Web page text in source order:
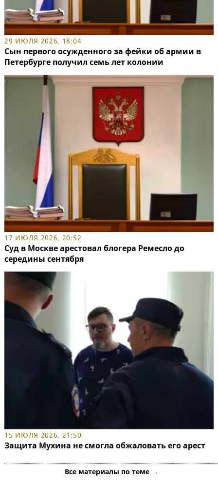
29 ИЮЛЯ 2026, 18:04
Сын первого осужденного за фейки об армии в
Петербурге получил семь лет колонии
17 ИЮЛЯ 2026, 20:52
Суд в Москве арестовал блогера Ремесло до
середины сентября
15 ИЮЛЯ 2026, 21:50
Защита Мухина не смогла обжаловать его арест
Все материалы по теме →